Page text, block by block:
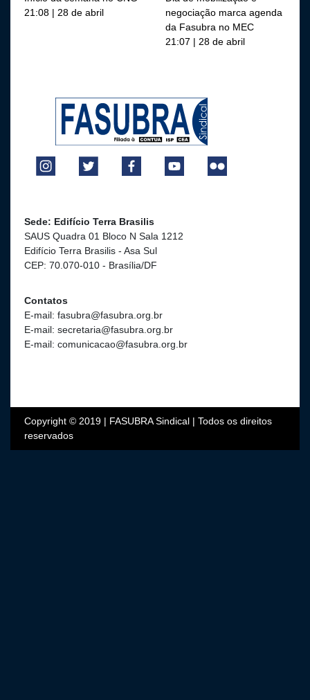
21:08 | 28 de abril
negociação marca agenda
da Fasubra no MEC
21:07 | 28 de abril
Sede: Edifício Terra Brasilis
SAUS Quadra 01 Bloco N Sala 1212
Edifício Terra Brasilis - Asa Sul
CEP: 70.070-010 - Brasília/DF
Contatos
E-mail: fasubra@fasubra.org.br
E-mail: secretaria@fasubra.org.br
E-mail: comunicacao@fasubra.org.br
Copyright © 2019 | FASUBRA Sindical | Todos os direitos
reservados